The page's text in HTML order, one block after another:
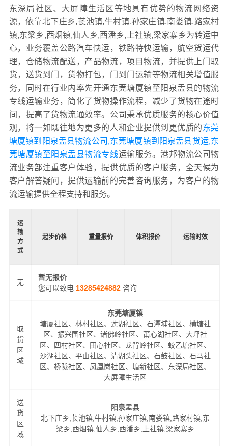
东深局社区、大屏障生活区等地具有优势的物流网络资
源，依靠北下庄乡,苌池镇,牛村镇,孙家庄镇,南娄镇,路家村
镇,东梁乡,西烟镇,仙人乡,西潘乡,上社镇,梁家寨乡为转运中
心，业务覆盖公路汽车快运，铁路特快运输，航空货运代
理，仓储物流配送，产品物流，项目物流，并提供上门取
货，送货到门，货物打包，门到门运输等物流相关增值服
务，同时在行业内率先开通东莞塘厦镇至阳泉盂县的物流
专线运输业务，简化了货物操作流程，减少了货物在途时
间，提高了货物流通效率。公司秉承优质服务的核心价值
观，将一如既往地为更多的人和企业提供到更优质的东莞
塘厦镇到阳泉盂县物流公司,东莞塘厦镇到阳泉盂县货运,东
莞塘厦镇至阳泉盂县物流专线运输服务。港邦物流公司物
流业务部注重客户体验，提供优质的客户服务，全天候为
客户解答疑问，提供运输前的完善咨询服务，为客户的物
流运输提供全程支持和服务。
运
输
方
式
起步价格 重量报价 体积报价 运输时效
无
暂无报价
您可以致电 13285424882 咨询
取
货
区
域
东莞塘厦镇
塘厦社区、林村社区、莲湖社区、石潭埔社区、横塘社
区、振兴围社区、诸佛岭社区、莆心湖社区、大坪社
区、四村社区、田心社区、龙背岭社区、蛟乙塘社区、
沙湖社区、平山社区、清湖头社区、石鼓社区、石马社
区、桥陇社区、凤凰岗社区、塘新社区、东深局社区、
大屏障生活区
送
货
区
域
阳泉盂县
北下庄乡,苌池镇,牛村镇,孙家庄镇,南娄镇,路家村镇,东
梁乡,西烟镇,仙人乡,西潘乡,上社镇,梁家寨乡